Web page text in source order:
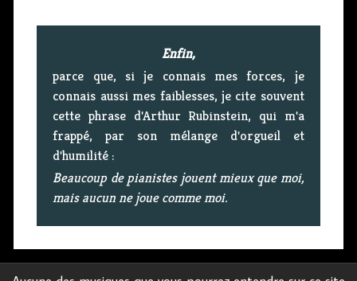
Enfin,
parce que, si je connais mes forces, je
connais aussi mes faiblesses, je cite souvent
cette phrase d'Arthur Rubinstein, qui m'a
frappé, par son mélange d'orgueil et
d'humilité :
Beaucoup de pianistes jouent mieux que moi,
mais aucun ne joue comme moi.